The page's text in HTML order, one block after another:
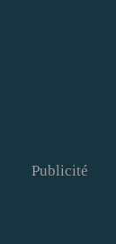
Publicité